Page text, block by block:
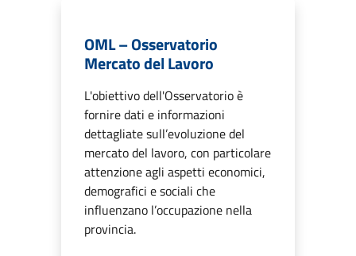
OML – Osservatorio
Mercato del Lavoro
L'obiettivo dell'Osservatorio è
fornire dati e informazioni
dettagliate sull’evoluzione del
mercato del lavoro, con particolare
attenzione agli aspetti economici,
demografici e sociali che
influenzano l’occupazione nella
provincia.